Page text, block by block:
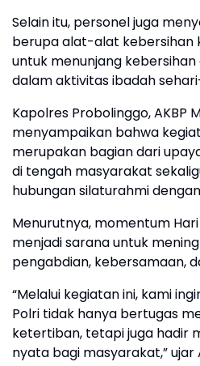
Selain itu, personel juga
berupa alat-alat kebersihan
untuk menunjang
dalam aktivitas ibadah
Kapolres Probolinggo, AKBP
menyampaikan bahwa
merupakan bagian dari
di tengah masyarakat
hubungan silaturahmi
Menurutnya, momentum
menjadi sarana untuk
pengabdian, kebersamaan,
“Melalui kegiatan ini, kami
Polri tidak hanya bertugas
ketertiban, tetapi juga hadir
nyata bagi masyarakat,” ujar